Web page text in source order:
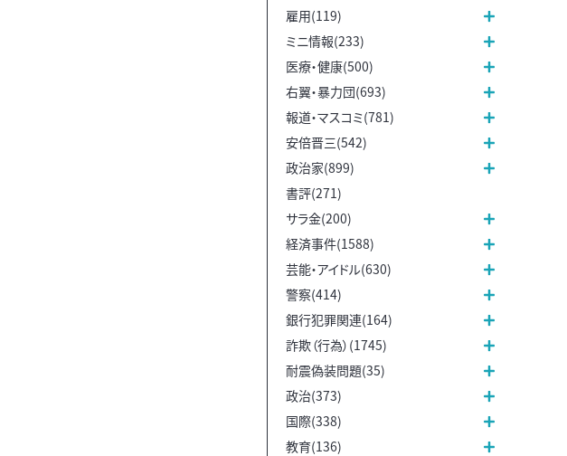
雇用(119)
ミニ情報(233)
医療・健康(500)
右翼・暴力団(693)
報道・マスコミ(781)
安倍晋三(542)
政治家(899)
書評(271)
サラ金(200)
経済事件(1588)
芸能・アイドル(630)
警察(414)
銀行犯罪関連(164)
詐欺（行為）(1745)
耐震偽装問題(35)
政治(373)
国際(338)
教育(136)